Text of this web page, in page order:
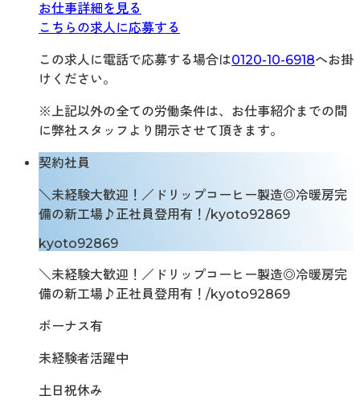
お仕事詳細を見る
こちらの求人に応募する
この求人に電話で応募する場合は0120-10-6918へお掛
けください。
※上記以外の全ての労働条件は、お仕事紹介までの間
に弊社スタッフより開示させて頂きます。
契約社員
＼未経験大歓迎！／ドリップコーヒー製造◎冷暖房完
備の新工場♪正社員登用有！/kyoto92869
kyoto92869
＼未経験大歓迎！／ドリップコーヒー製造◎冷暖房完
備の新工場♪正社員登用有！/kyoto92869
ボーナス有
未経験者活躍中
土日祝休み